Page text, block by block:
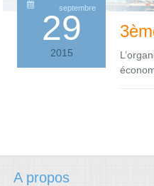
29
septembre
2015
A propos